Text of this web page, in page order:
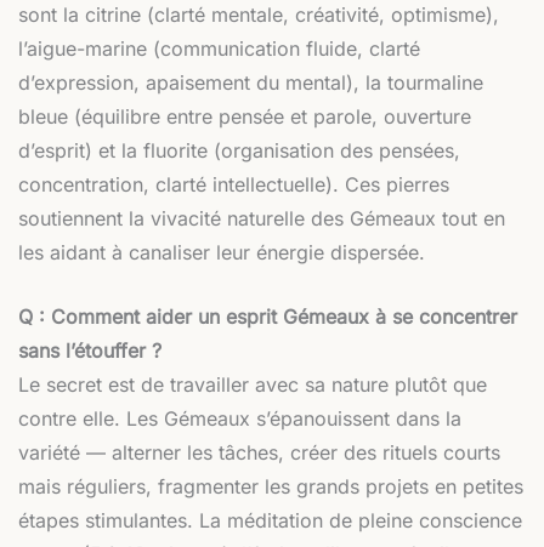
sont la citrine (clarté mentale, créativité, optimisme),
l’aigue-marine (communication fluide, clarté
d’expression, apaisement du mental), la tourmaline
bleue (équilibre entre pensée et parole, ouverture
d’esprit) et la fluorite (organisation des pensées,
concentration, clarté intellectuelle). Ces pierres
soutiennent la vivacité naturelle des Gémeaux tout en
les aidant à canaliser leur énergie dispersée.
Q : Comment aider un esprit Gémeaux à se concentrer
sans l’étouffer ?
Le secret est de travailler avec sa nature plutôt que
contre elle. Les Gémeaux s’épanouissent dans la
variété — alterner les tâches, créer des rituels courts
mais réguliers, fragmenter les grands projets en petites
étapes stimulantes. La méditation de pleine conscience